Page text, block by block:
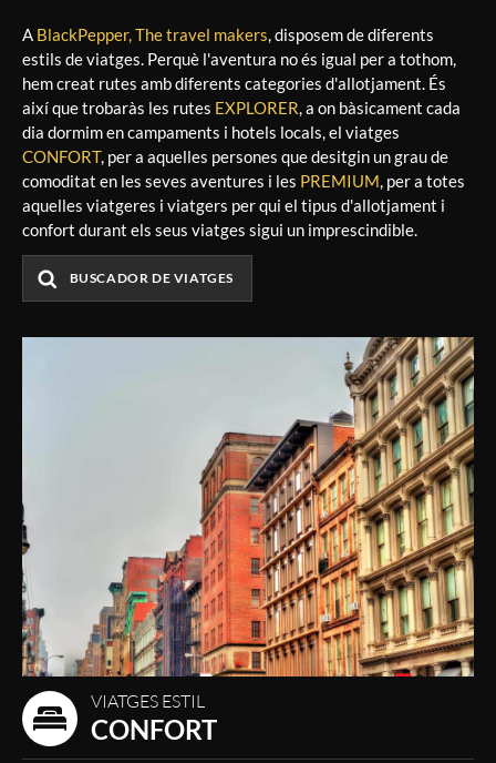
A BlackPepper, The travel makers, disposem de diferents
estils de viatges. Perquè l'aventura no és igual per a tothom,
hem creat rutes amb diferents categories d'allotjament. És
així que trobaràs les rutes EXPLORER, a on bàsicament cada
dia dormim en campaments i hotels locals, el viatges
CONFORT, per a aquelles persones que desitgin un grau de
comoditat en les seves aventures i les PREMIUM, per a totes
aquelles viatgeres i viatgers per qui el tipus d'allotjament i
confort durant els seus viatges sigui un imprescindible.
BUSCADOR DE VIATGES
VIATGES ESTIL
CONFORT